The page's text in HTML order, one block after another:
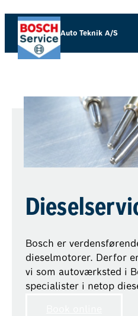
Auto Teknik A/S
Bosch er
dieselmotorer. Derfor
vi som autoværksted i
specialister i netop